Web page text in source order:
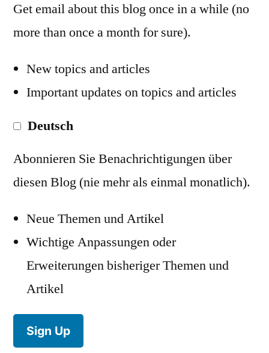
Get email about this blog once in a while (no
more than once a month for sure).
New topics and articles
Important updates on topics and articles
Deutsch
Abonnieren Sie Benachrichtigungen über
diesen Blog (nie mehr als einmal monatlich).
Neue Themen und Artikel
Wichtige Anpassungen oder
Erweiterungen bisheriger Themen und
Artikel